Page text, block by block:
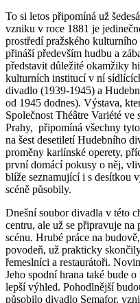
To si letos připomíná už
vzniku v roce 1881 je
prostředí pražského
přináší především hudbu a
představit důležité okamžiky
kulturních institucí v ní
divadlo (1939-1945) a
od 1945 dodnes). Výstava,
Společnost Théâtre Variété
Prahy, připomíná všechny
na šest desetiletí Hudebního
proměny karlínské operety,
první domácí pokusy o něj,
blíže seznamující i s desítkou
scéně působily.
Dnešní soubor divadla v této
centru, ale už se připravuje
scénu. Hrubé práce na
povodeň, už prakticky
řemeslníci a restaurátoři.
Jeho spodní hrana také bude
lepší výhled. Pohodlnější
působilo divadlo Semafor,